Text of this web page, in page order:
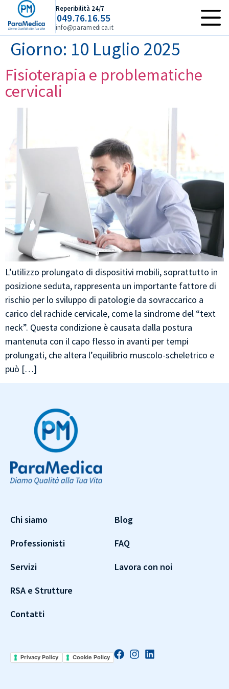
contenuto Reperibilità 24/7
049.76.16.55
info@paramedica.it
Giorno: 10 Luglio 2025
Fisioterapia e problematiche
cervicali
L’utilizzo prolungato di dispositivi mobili, soprattutto in
posizione seduta, rappresenta un importante fattore di
rischio per lo sviluppo di patologie da sovraccarico a
carico del rachide cervicale, come la sindrome del “text
neck”. Questa condizione è causata dalla postura
mantenuta con il capo flesso in avanti per tempi
prolungati, che altera l’equilibrio muscolo-scheletrico e
può […]
Chi siamo
Professionisti
Servizi
RSA e Strutture
Contatti
Blog
FAQ
Lavora con noi
Privacy Policy Cookie Policy